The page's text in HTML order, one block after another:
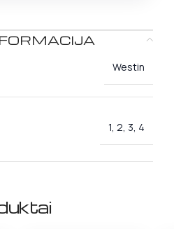
Westin
1, 2, 3, 4